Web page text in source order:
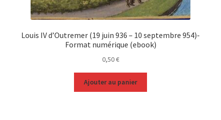
Louis IV d’Outremer (19 juin 936 – 10 septembre 954)-
Format numérique (ebook)
0,50€
Ajouter au panier